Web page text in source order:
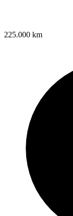
225.000 km